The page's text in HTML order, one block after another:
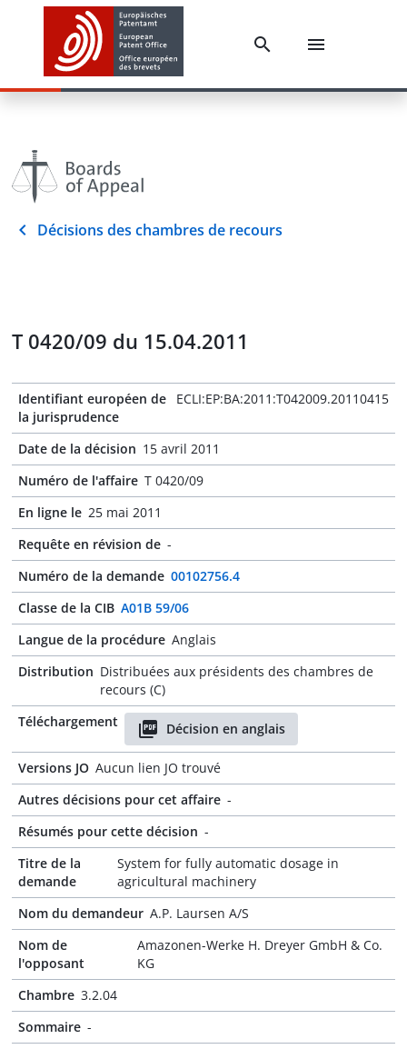
Décisions des chambres de recours
T 0420/09 du 15.04.2011
Identifiant européen de
la jurisprudence
ECLI:EP:BA:2011:T042009.20110415
Date de la décision 15 avril 2011
Numéro de l'affaire T 0420/09
En ligne le 25 mai 2011
Requête en révision de -
Numéro de la demande 00102756.4
Classe de la CIB A01B 59/06
Langue de la procédure Anglais
Distribution Distribuées aux présidents des chambres de
recours (C)
Téléchargement
Décision en anglais
Versions JO Aucun lien JO trouvé
Autres décisions pour cet affaire -
Résumés pour cette décision -
Titre de la
demande
System for fully automatic dosage in
agricultural machinery
Nom du demandeur A.P. Laursen A/S
Nom de
l'opposant
Amazonen-Werke H. Dreyer GmbH & Co.
KG
Chambre 3.2.04
Sommaire -